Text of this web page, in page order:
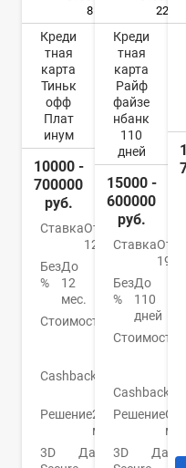
8
Креди
тная
карта
Тиньк
офф
Плат
инум
10000 -
700000
руб.
СтавкаОт
12%
Без
%
До
12
мес.
Стоимость
руб./
Cashback
30%
Решение2
мин.
3D
Да
22
Креди
тная
карта
Райф
файзе
нбанк
110
дней
15000 -
600000
руб.
СтавкаОт
19%
Без
%
До
110
дней
Стоимость
Cashback
РешениеОт
3D
Да